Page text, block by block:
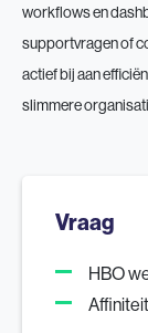
workflows en
supportvragen of
actief bij aan
slimmere
Vraag
HBO